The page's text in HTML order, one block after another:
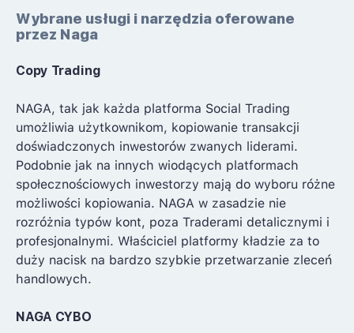
Wybrane usługi i narzędzia oferowane
przez Naga
Copy Trading
NAGA, tak jak każda platforma Social Trading
umożliwia użytkownikom, kopiowanie transakcji
doświadczonych inwestorów zwanych liderami.
Podobnie jak na innych wiodących platformach
społecznościowych inwestorzy mają do wyboru różne
możliwości kopiowania. NAGA w zasadzie nie
rozróżnia typów kont, poza Traderami detalicznymi i
profesjonalnymi. Właściciel platformy kładzie za to
duży nacisk na bardzo szybkie przetwarzanie zleceń
handlowych.
NAGA CYBO